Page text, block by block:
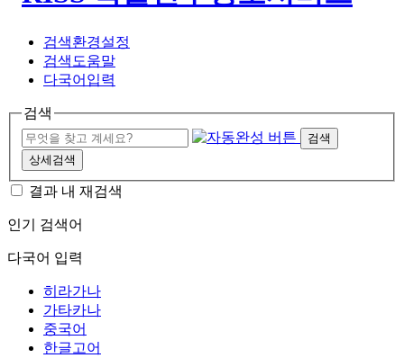
검색환경설정
검색도움말
다국어입력
검색
검색
상세검색
결과 내 재검색
인기 검색어
다국어 입력
히라가나
가타카나
중국어
한글고어